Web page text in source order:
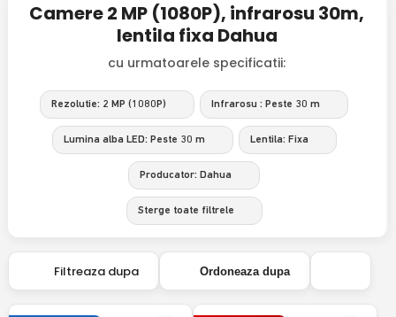
Camere 2 MP (1080P), infrarosu 30m,
lentila fixa Dahua
cu urmatoarele specificatii:
Rezolutie: 2 MP (1080P) Infrarosu : Peste 30 m
Lumina alba LED: Peste 30 m Lentila: Fixa
Producator: Dahua
Sterge toate filtrele
Filtreaza dupa Ordoneaza dupa